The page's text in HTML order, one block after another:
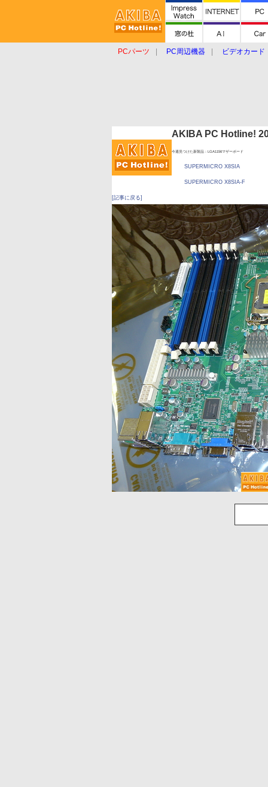
PCパーツ PC周辺機器
ビデオカード
AKIBA PC Hotline!
今週見つけた新製品：LGA1156マザーボード
SUPERMICRO X8SIA
SUPERMICRO X8SIA-F
[記事に戻る]